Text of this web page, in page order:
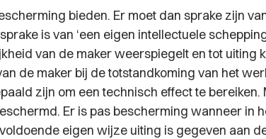
bieden. Er moet dan sprake zijn van
is van ‘een eigen intellectuele
van de maker weerspiegelt en tot uiting
de maker bij de totstandkoming van het
zijn om een technisch effect te bereiken.
Er is pas bescherming wanneer in
eigen wijze uiting is gegeven aan